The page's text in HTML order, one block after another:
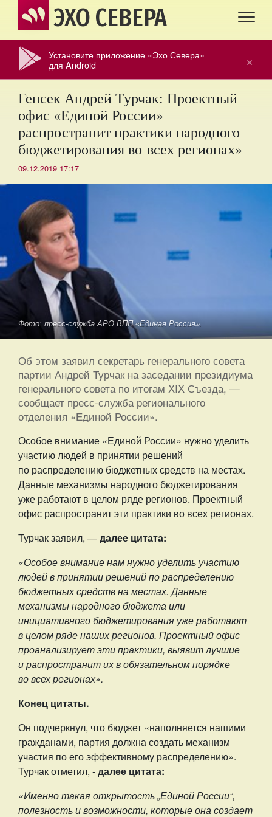
ЭХО СЕВЕРА
×
Установите приложение «Эхо Севера»
для Android
Генсек Андрей Турчак: Проектный
офис «Единой России»
распространит практики народного
бюджетирования во всех регионах»
09.12.2019 17:17
Фото: пресс-служба АРО ВПП «Единая Россия».
Об этом заявил секретарь генерального совета
партии Андрей Турчак на заседании президиума
генерального совета по итогам XIX Съезда, —
сообщает пресс-служба регионального
отделения «Единой России».
Особое внимание «Единой России» нужно уделить
участию людей в принятии решений
по распределению бюджетных средств на местах.
Данные механизмы народного бюджетирования
уже работают в целом ряде регионов. Проектный
офис распространит эти практики во всех регионах.
Турчак заявил, —далее цитата:
«Особое внимание нам нужно уделить участию
людей в принятии решений по распределению
бюджетных средств на местах. Данные
механизмы народного бюджета или
инициативного бюджетирования уже работают
в целом ряде наших регионов. Проектный офис
проанализирует эти практики, выявит лучшие
и распространит их в обязательном порядке
во всех регионах».
Конец цитаты.
Он подчеркнул, что бюджет «наполняется нашими
гражданами, партия должна создать механизм
участия по его эффективному распределению».
Турчак отметил, -далее цитата:
«Именно такая открытость „Единой России“,
полезность и возможности, которые она создает